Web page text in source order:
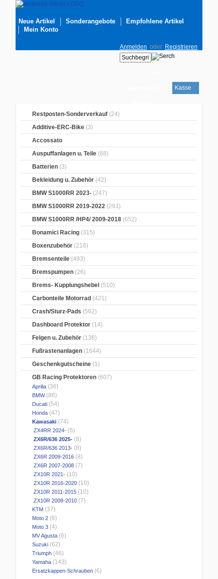
Neue Artikel Sonderangebote
Empfohlene Artikel
Mein Konto
Anmelden oder Registrieren
Kasse
Restposten-Sonderverkauf (24)
Additive-ERC-Bike (3)
Accossato
Auspuffanlagen u. Teile (68)
Batterien (3)
Bekleidung u. Zubehör (42)
BMW S1000RR 2023- (247)
BMW S1000RR 2019-2022 (293)
BMW S1000RR /HP4/ 2009-2018 (652)
Bonamici Racing (315)
Boxenzubehör (218)
Bremsenteile (493)
Bremspumpen (26)
Brems- Kupplungshebel (510)
Carbonteile Motorrad (421)
Crash/Sturz-Pads (562)
Dashboard Protektor (14)
Felgen u. Zubehör (136)
Fußrastenanlagen (1644)
Geschenkgutscheine (1)
GB Racing Protektoren (607)
Aprilia (36)
BMW(86)
Ducati (54)
Honda (47)
Kawasaki (74)
ZX4RR 2024- (6)
ZX6R/636 2025- (8)
ZX6R/636 2013- (8)
ZX6R 2009-2016 (8)
ZX6R 2007-2008 (7)
ZX10R 2021- (10)
ZX10R 2016-2020 (10)
ZX10R 2011-2015 (10)
ZX10R 2008-2010 (7)
KTM (37)
Moto 2 (6)
Moto 3 (4)
MV Agusta (6)
Suzuki (62)
Triumph (46)
Yamaha (143)
Ersatzkappen-Schrauben (6)